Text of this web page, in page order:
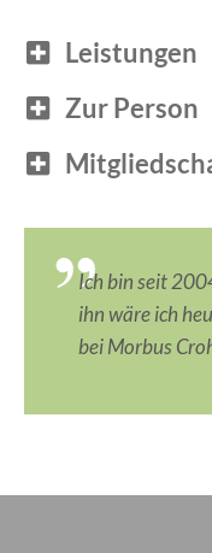
Leistungen
Zur Person
Ich bin seit
ihn wäre ich
bei Morbus